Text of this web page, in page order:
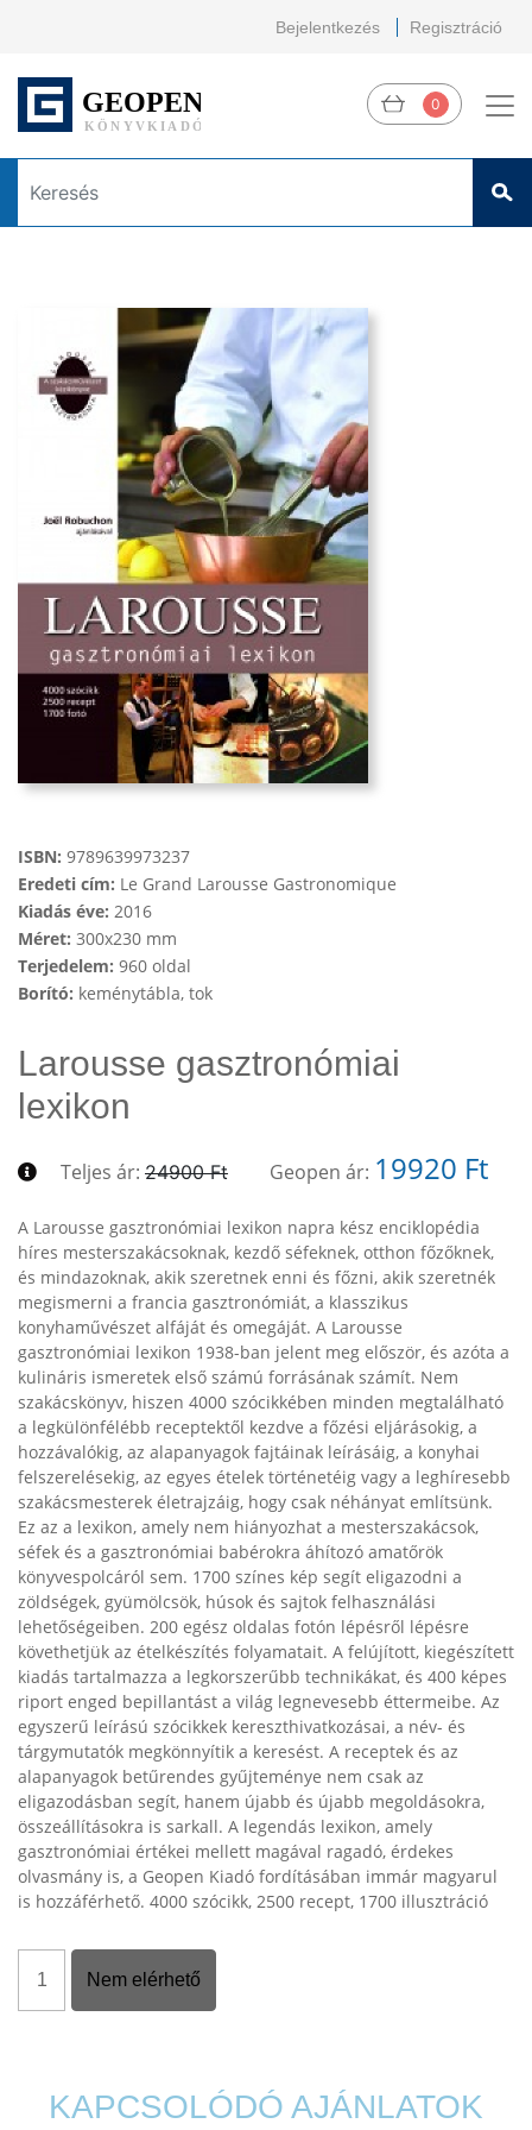
Bejelentkezés Regisztráció
0
ISBN: 9789639973237
Eredeti cím: Le Grand Larousse Gastronomique
Kiadás éve: 2016
Méret: 300x230 mm
Terjedelem: 960 oldal
Borító: keménytábla, tok
Larousse gasztronómiai
lexikon
Teljes ár: 24900 Ft Geopen ár: 19920 Ft
A Larousse gasztronómiai lexikon napra kész enciklopédia
híres mesterszakácsoknak, kezdő séfeknek, otthon főzőknek,
és mindazoknak, akik szeretnek enni és főzni, akik szeretnék
megismerni a francia gasztronómiát, a klasszikus
konyhaművészet alfáját és omegáját. A Larousse
gasztronómiai lexikon 1938-ban jelent meg először, és azóta a
kulináris ismeretek első számú forrásának számít. Nem
szakácskönyv, hiszen 4000 szócikkében minden megtalálható
a legkülönfélébb receptektől kezdve a főzési eljárásokig, a
hozzávalókig, az alapanyagok fajtáinak leírásáig, a konyhai
felszerelésekig, az egyes ételek történetéig vagy a leghíresebb
szakácsmesterek életrajzáig, hogy csak néhányat említsünk.
Ez az a lexikon, amely nem hiányozhat a mesterszakácsok,
séfek és a gasztronómiai babérokra áhítozó amatőrök
könyvespolcáról sem. 1700 színes kép segít eligazodni a
zöldségek, gyümölcsök, húsok és sajtok felhasználási
lehetőségeiben. 200 egész oldalas fotón lépésről lépésre
követhetjük az ételkészítés folyamatait. A felújított, kiegészített
kiadás tartalmazza a legkorszerűbb technikákat, és 400 képes
riport enged bepillantást a világ legnevesebb éttermeibe. Az
egyszerű leírású szócikkek kereszthivatkozásai, a név- és
tárgymutatók megkönnyítik a keresést. A receptek és az
alapanyagok betűrendes gyűjteménye nem csak az
eligazodásban segít, hanem újabb és újabb megoldásokra,
összeállításokra is sarkall. A legendás lexikon, amely
gasztronómiai értékei mellett magával ragadó, érdekes
olvasmány is, a Geopen Kiadó fordításában immár magyarul
is hozzáférhető. 4000 szócikk, 2500 recept, 1700 illusztráció
Nem elérhető
KAPCSOLÓDÓ AJÁNLATOK